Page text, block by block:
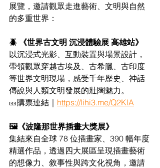
展覽，邀請觀眾走進藝術、文明與自然
的多重世界：
🪲 《世界古文明 沉浸體驗展 高雄站》
以沉浸式光影、互動裝置與場景設計，
帶領觀眾穿越古埃及、古希臘、古印度
等世界文明現場，感受千年歷史、神話
傳說與人類文明發展的壯闊魅力。
🎫購票連結｜ https://lihi3.me/Q2KlA
🖼️《波隆那世界插畫大獎展》
集結來自全球 78 位插畫家、390 幅年度
精選作品，透過四大展區呈現插畫藝術
的想像力、敘事性與跨文化視角，邀請